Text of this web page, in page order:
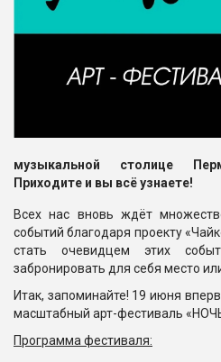
музыкальной столице
Приходите и вы всё узнаете!
Всех нас вновь ждёт
событий благодаря проекту
стать очевидцем этих
забронировать для себя место
Итак, запоминайте! 19 июня
масштабный арт-фестиваль
Программа фестиваля: